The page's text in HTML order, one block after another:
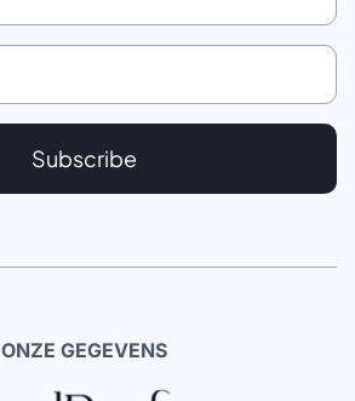
Subscribe
ONZE GEGEVENS